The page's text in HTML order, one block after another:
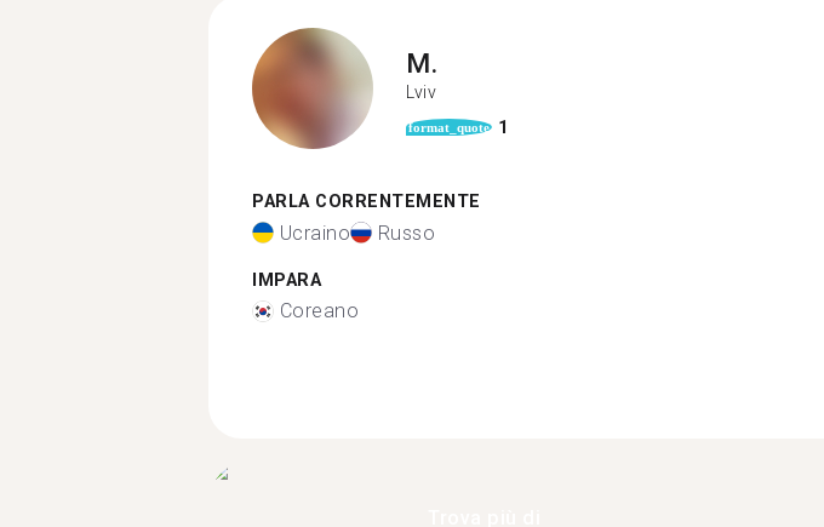
M.
Lviv
format_quote 1
PARLA CORRENTEMENTE
Ucraino Russo
IMPARA
Coreano